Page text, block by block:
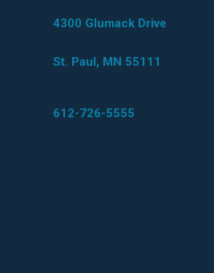
4300 Glumack Drive
St. Paul, MN 55111
612-726-5555